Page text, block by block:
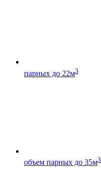
парных до 22м3
объем парных до 35м3